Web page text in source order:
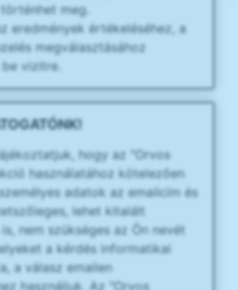
meg.
eredmények értékeléséhez, a
megválasztásához
vizitre.
hogy az "Orvos
használatához kötelezően
adatok az emailcím és
lehet kitalált
nem szükséges az Ön nevét
a kérdés informatikai
a válasz emailen
használjuk. Az "Orvos